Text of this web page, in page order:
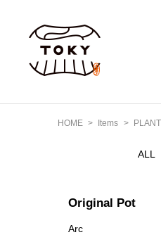
HOME Items
ALL
Original Pot
Arc